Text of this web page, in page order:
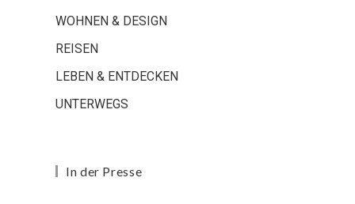
WOHNEN & DESIGN
REISEN
LEBEN & ENTDECKEN
UNTERWEGS
In der Presse